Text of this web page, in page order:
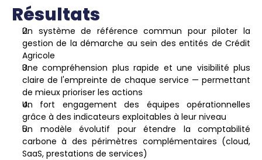
Résultats
Un système de référence commun pour piloter la
gestion de la démarche au sein des entités de Crédit
Agricole
Une compréhension plus rapide et une visibilité plus
claire de l'empreinte de chaque service — permettant
de mieux prioriser les actions
Un fort engagement des équipes opérationnelles
grâce à des indicateurs exploitables à leur niveau
Un modèle évolutif pour étendre la comptabilité
carbone à des périmètres complémentaires (cloud,
SaaS, prestations de services)